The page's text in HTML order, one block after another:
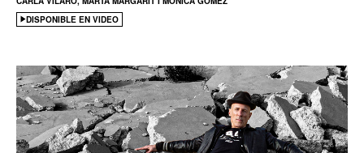
DISPONIBLE EN VIDEO